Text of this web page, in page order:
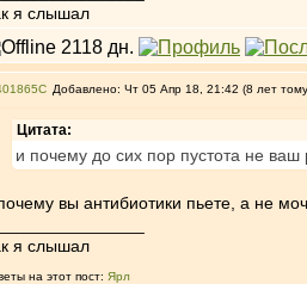
я слышал
Добавлено: Чт 05 Апр 18, 21:42 (8 лет
Цитата:
и почему до сих пор пустота не
вы антибиотики пьете, а не
я слышал
на этот пост: Ярл